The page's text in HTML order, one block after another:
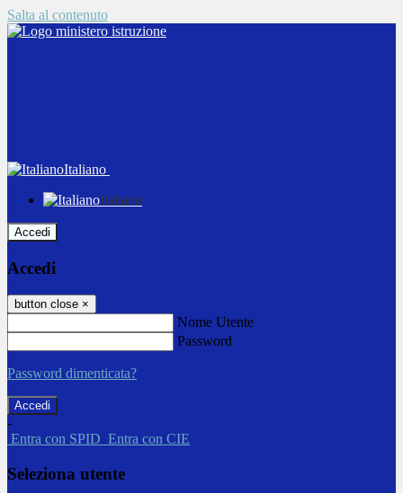
Salta al contenuto
Italiano
Italiano
Accedi
Accedi
button close ×
Nome Utente
Password
Password dimenticata?
-
Entra con SPID Entra con CIE
Seleziona utente